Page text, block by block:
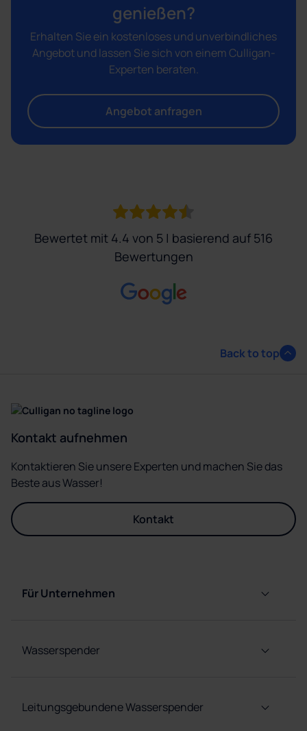
genießen?
Erhalten Sie ein kostenloses und unverbindliches
Angebot und lassen Sie sich von einem Culligan-
Experten beraten.
Angebot anfragen
Bewertet mit 4.4 von 5 | basierend auf 516
Bewertungen
Back to top
Kontakt aufnehmen
Kontaktieren Sie unsere Experten und machen Sie das
Beste aus Wasser!
Kontakt
Für Unternehmen
Wasserspender
Leitungsgebundene Wasserspender